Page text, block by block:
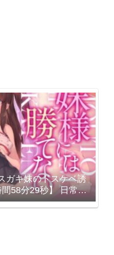
ガキ妹のドスケベ誘
58分29秒】 日常の